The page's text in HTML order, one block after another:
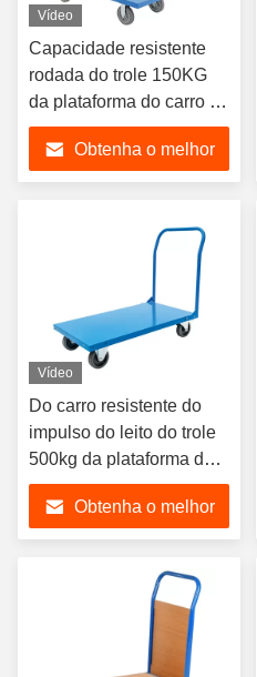
Vídeo
Capacidade resistente
rodada do trole 150KG
da plataforma do carro da
mão do OEM quatro
Obtenha o melhor
Vídeo
Do carro resistente do
impulso do leito do trole
500kg da plataforma do
OEM único punho
Obtenha o melhor